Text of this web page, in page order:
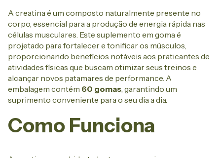
A creatina é um composto naturalmente presente no
corpo, essencial para a produção de energia rápida nas
células musculares. Este suplemento em goma é
projetado para fortalecer e tonificar os músculos,
proporcionando benefícios notáveis aos praticantes de
atividades físicas que buscam otimizar seus treinos e
alcançar novos patamares de performance. A
embalagem contém 60 gomas, garantindo um
suprimento conveniente para o seu dia a dia.
Como Funciona